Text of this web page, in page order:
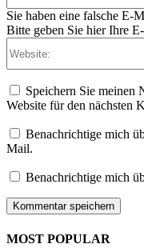
Sie haben eine falsche E-
Bitte geben Sie hier Ihre
Speichern Sie meinen
Website für den nächsten
Benachrichtige mich
Mail.
Benachrichtige mich
MOST POPULAR